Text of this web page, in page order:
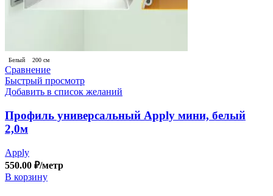
Белый 200 см
Сравнение
Быстрый просмотр
Добавить в список желаний
Профиль универсальный Apply мини, белый
2,0м
Apply
550.00 ₽/метр
В корзину